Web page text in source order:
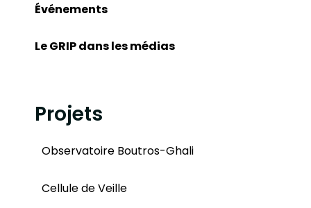
Événements
Le GRIP dans les médias
Projets
Observatoire Boutros-Ghali
Cellule de Veille